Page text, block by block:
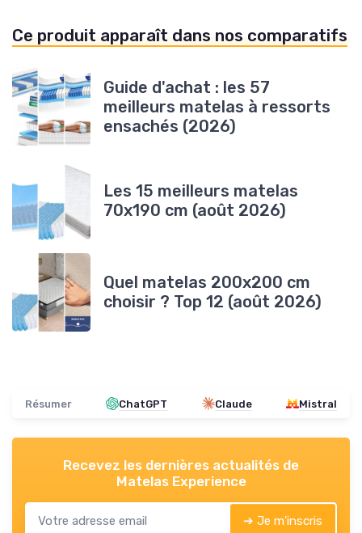
Ce produit apparaît dans nos comparatifs
Guide d'achat : les 57
meilleurs matelas à ressorts
ensachés (2026)
Les 15 meilleurs matelas
70x190 cm (août 2026)
Quel matelas 200x200 cm
choisir ? Top 12 (août 2026)
Résumer ChatGPT Claude Mistral
Recevez les dernières actualités de
Matelas Experience
➔ Je m'inscris